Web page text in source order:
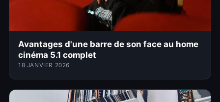
Avantages d'une barre de son face au home
cinéma 5.1 complet
18 JANVIER 2026